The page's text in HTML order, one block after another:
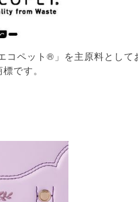
ペット®」を主原料として
です。